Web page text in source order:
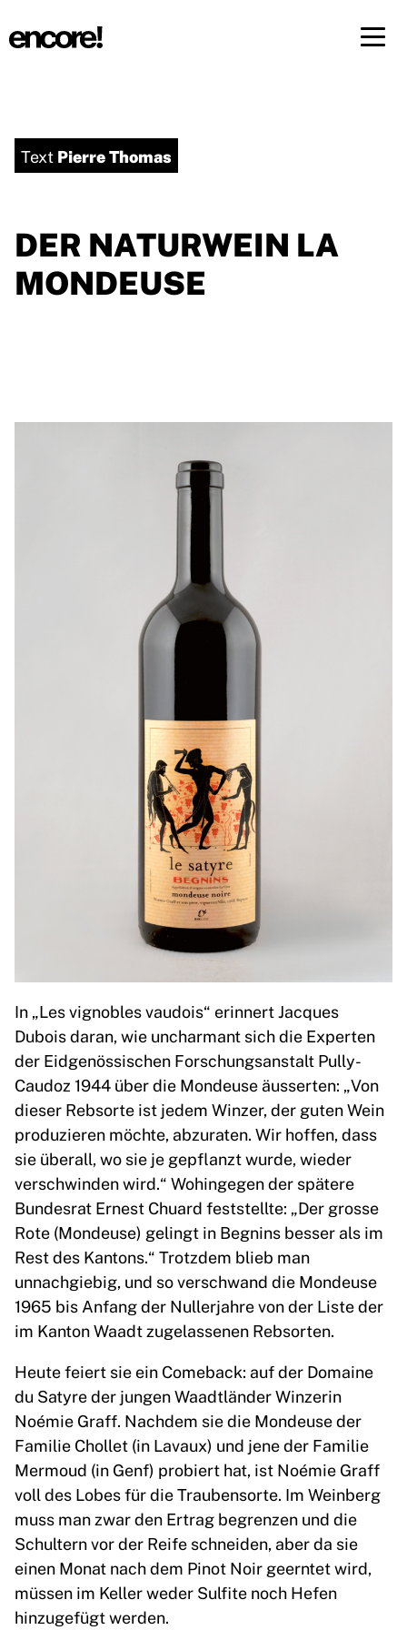
Text Pierre Thomas
DER NATURWEIN LA
MONDEUSE
In „Les vignobles vaudois“ erinnert Jacques
Dubois daran, wie uncharmant sich die Experten
der Eidgenössischen Forschungsanstalt Pully-
Caudoz 1944 über die Mondeuse äusserten: „Von
dieser Rebsorte ist jedem Winzer, der guten Wein
produzieren möchte, abzuraten. Wir hoffen, dass
sie überall, wo sie je gepflanzt wurde, wieder
verschwinden wird.“ Wohingegen der spätere
Bundesrat Ernest Chuard feststellte: „Der grosse
Rote (Mondeuse) gelingt in Begnins besser als im
Rest des Kantons.“ Trotzdem blieb man
unnachgiebig, und so verschwand die Mondeuse
1965 bis Anfang der Nullerjahre von der Liste der
im Kanton Waadt zugelassenen Rebsorten.
Heute feiert sie ein Comeback: auf der Domaine
du Satyre der jungen Waadtländer Winzerin
Noémie Graff. Nachdem sie die Mondeuse der
Familie Chollet (in Lavaux) und jene der Familie
Mermoud (in Genf) probiert hat, ist Noémie Graff
voll des Lobes für die Traubensorte. Im Weinberg
muss man zwar den Ertrag begrenzen und die
Schultern vor der Reife schneiden, aber da sie
einen Monat nach dem Pinot Noir geerntet wird,
müssen im Keller weder Sulfite noch Hefen
hinzugefügt werden.